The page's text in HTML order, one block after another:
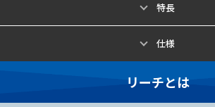
特長
仕様
リーチとは